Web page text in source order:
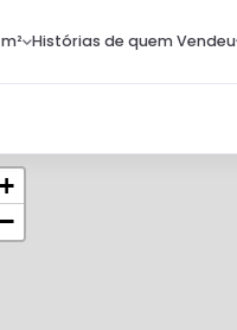
Histórias de quem Vendeu
+
−